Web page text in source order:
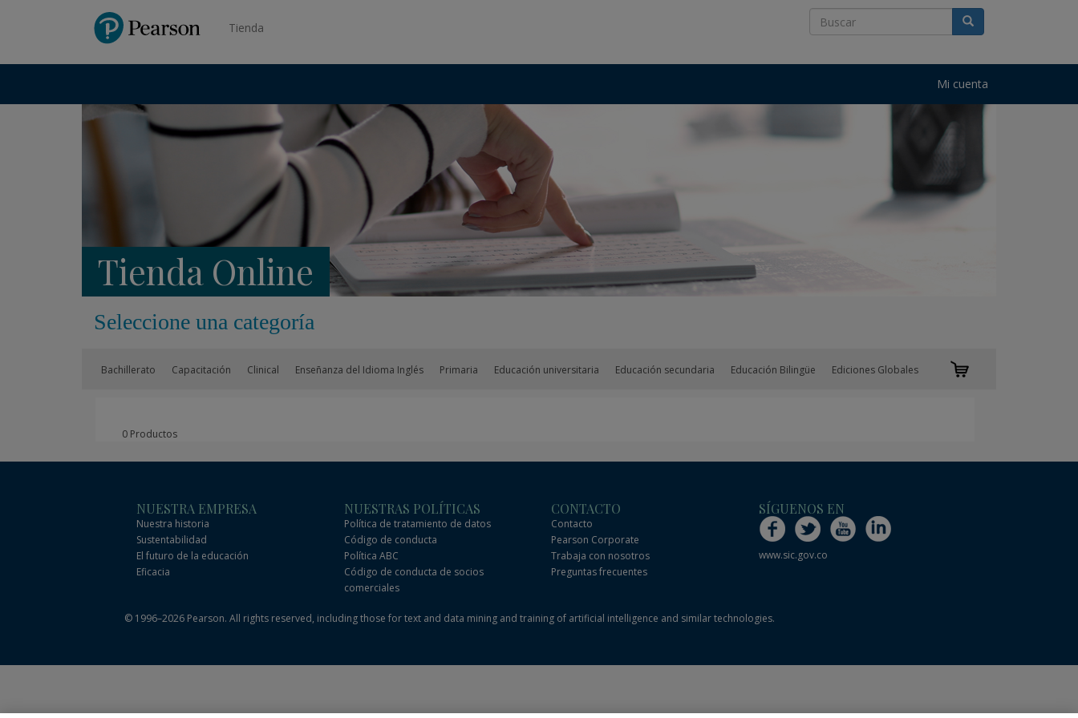
PearsonTienda
Mi cuenta
Tienda Online
Seleccione una categoría
Bachillerato Capacitación Clinical Enseñanza del Idioma Inglés Primaria Educación universitaria Educación secundaria Educación Bilingüe Ediciones Globales
0 Productos
NUESTRA EMPRESA
Nuestra historia
Sustentabilidad
El futuro de la educación
Eficacia
NUESTRAS POLÍTICAS
Política de tratamiento de datos
Código de conducta
Política ABC
Código de conducta de socios
comerciales
CONTACTO
Contacto
Pearson Corporate
Trabaja con nosotros
Preguntas frecuentes
SÍGUENOS EN
www.sic.gov.co
© 1996–2026 Pearson. All rights reserved, including those for text and data mining and training of artificial intelligence and similar technologies.